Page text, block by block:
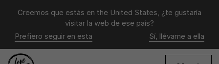
Creemos que estás en the United States, ¿te gustaría
visitar la web de ese país?
Prefiero seguir en esta
Sí, llévame a ella